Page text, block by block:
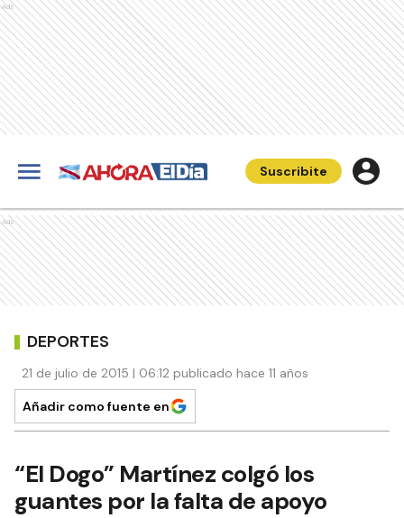
Ads
Suscribite
Ads
DEPORTES
21 de julio de 2015 | 06:12 publicado hace 11 años
Añadir como fuente en
“El Dogo” Martínez colgó los
guantes por la falta de apoyo